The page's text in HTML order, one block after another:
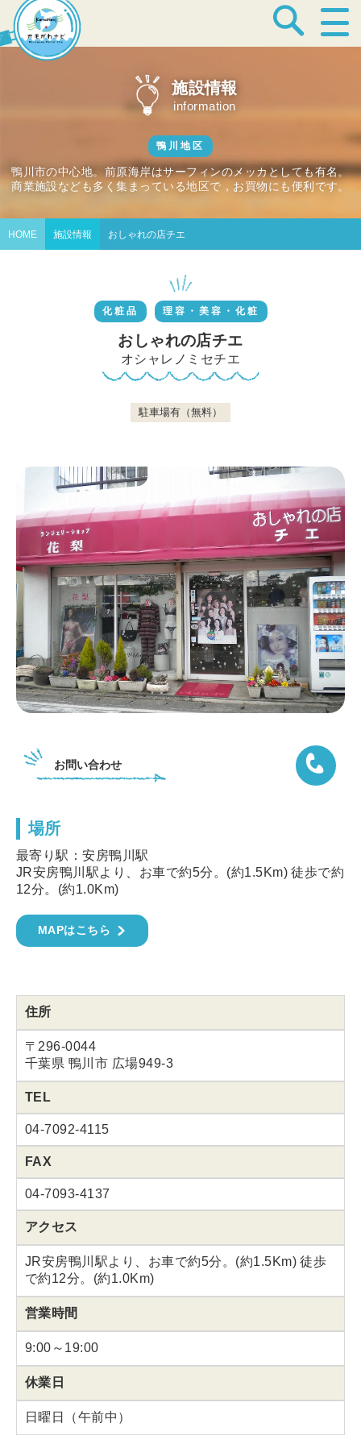
宿泊・温泉
見どころ
生活
観光ガイド
レンタサイクル
施設情報
information
鴨川地区
鴨川市の中心地。前原海岸はサーフィンのメッカとしても有名。
商業施設なども多く集まっている地区で，お買物にも便利です。
HOME 施設情報 おしゃれの店チエ
化粧品 理容・美容・化粧
おしゃれの店チエ
オシャレノミセチエ
駐車場有（無料）
お問い合わせ
場所
最寄り駅：安房鴨川駅
JR安房鴨川駅より、お車で約5分。(約1.5Km) 徒歩で約
12分。(約1.0Km)
MAPはこちら
住所
〒296-0044
千葉県 鴨川市 広場949-3
TEL
04-7092-4115
FAX
04-7093-4137
アクセス
JR安房鴨川駅より、お車で約5分。(約1.5Km) 徒歩
で約12分。(約1.0Km)
営業時間
9:00～19:00
休業日
日曜日（午前中）